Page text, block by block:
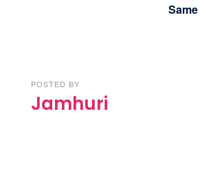
Same
POSTED BY
Jamhuri